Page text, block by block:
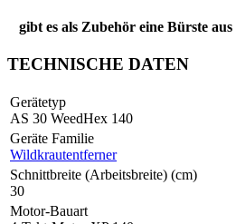
gibt es als Zubehör eine Bürste
TECHNISCHE DATEN
Gerätetyp
AS 30 WeedHex 140
Geräte Familie
Wildkrautentferner
Schnittbreite (Arbeitsbreite) (cm)
30
Motor-Bauart